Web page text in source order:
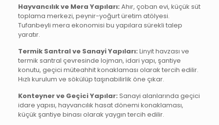
Hayvancılık ve Mera Yapıları: Ahır, çoban evi, küçük süt
toplama merkezi, peynir-yoğurt üretim atölyesi.
Tufanbeyli mera ekonomisi bu yapılara sürekli talep
yaratır.
Termik Santral ve Sanayi Yapıları: Linyit havzası ve
termik santral çevresinde lojman, idari yapı, şantiye
konutu, geçici müteahhit konaklaması olarak tercih edilir.
Hızlı kurulum ve sökülüp taşınabilirlik öne çıkar.
Konteyner ve Geçici Yapılar: Sanayi alanlarında geçici
idare yapısı, hayvancılık hasat dönemi konaklaması,
küçük şantiye binası olarak yaygın tercih edilir.